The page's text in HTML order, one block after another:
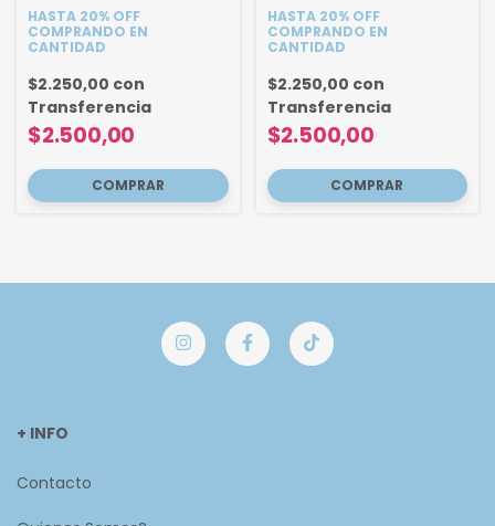
HASTA 20% OFF
COMPRANDO EN
CANTIDAD
$2.500,00
$2.250,00 con
Transferencia
HASTA 20% OFF
COMPRANDO EN
CANTIDAD
$2.500,00
$2.250,00 con
Transferencia
+ INFO
Contacto